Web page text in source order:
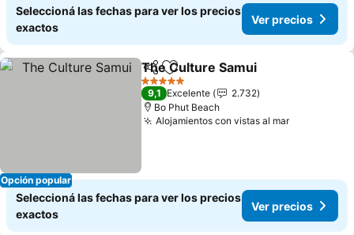
Seleccioná las fechas para ver los precios
exactos
Ver precios
Opción popular
Compartir
Añadir a favoritos
The Culture Samui
5 Estrellas
9,1 Excelente
2.732
Bo Phut Beach
Alojamientos con vistas al marVer
Seleccioná las fechas para ver los precios
exactos
Ver precios